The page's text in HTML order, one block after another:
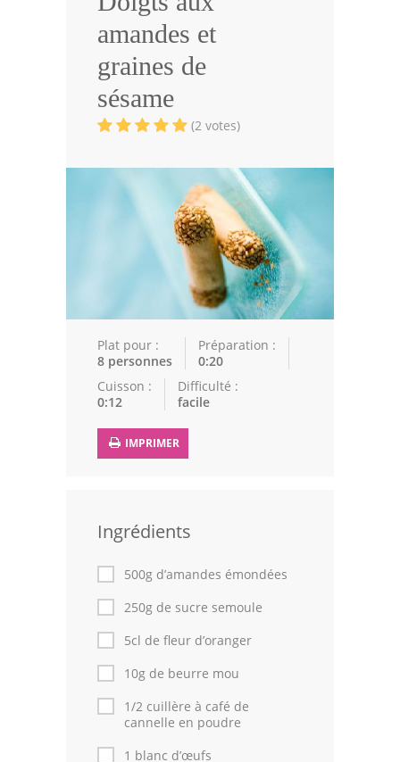
Volailles
Cuisines Orientales
Pâtisseries Orientales
Recettes marocaine
Cuisine Tunisienne
Cuisine Juive
Cuisine Libanaise
Articles
Actualités
Astuces de cuisine
Leçons de cuisine
Forum
Thèmes
Espace Personnel
amandes et
graines de
sésame
(2 votes)
Plat pour :
8 personnes
Préparation :
0:20
Cuisson :
0:12
Difficulté :
facile
IMPRIMER
Ingrédients
500g d’amandes émondées
250g de sucre semoule
5cl de fleur d’oranger
10g de beurre mou
1/2 cuillère à café de
cannelle en poudre
1 blanc d’œufs